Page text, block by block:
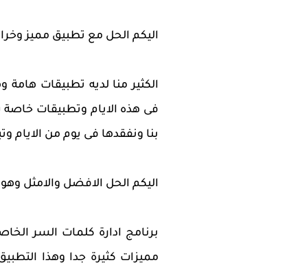
اليكم الحل مع تطبيق مميز
الكثير منا لديه تطبيقات
فى هذه الايام وتطبيقات
بنا ونفقدها فى يوم من الايام
اليكم الحل الافضل والامثل
برنامج ادارة كلمات السر
مميزات كثيرة جدا وهذا